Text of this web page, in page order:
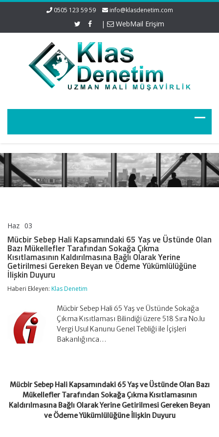
0505 123 59 59 info@klasdenetim.com
| WebMail Erişim
Haz 03
Hali
Kapsamındaki
65
Yaş
ve
Olan
Mükellefler
Tarafından
Sokağa
Çıkma
Kısıtlamasının
Getirilmesi
Gereken
Beyan
ve
Ödeme
Mücbir Sebep Hali Kapsamındaki 65 Yaş ve Üstünde Olan
Bazı Mükellefler Tarafından Sokağa Çıkma
Kısıtlamasının Kaldırılmasına Bağlı Olarak Yerine
Getirilmesi Gereken Beyan ve Ödeme Yükümlülüğüne
İlişkin Duyuru
Haberi Ekleyen: Klas Denetim
Mücbir Sebep Hali 65 Yaş ve Üstünde Sokağa
Çıkma Kısıtlaması Bilindiği üzere 518 Sıra No.lu
Vergi Usul Kanunu Genel Tebliği ile İçişleri
Bakanlığınca…
Mücbir Sebep Hali Kapsamındaki 65 Yaş ve Üstünde Olan Bazı
Mükellefler Tarafından Sokağa Çıkma Kısıtlamasının
Kaldırılmasına Bağlı Olarak Yerine Getirilmesi Gereken Beyan
ve Ödeme Yükümlülüğüne İlişkin Duyuru